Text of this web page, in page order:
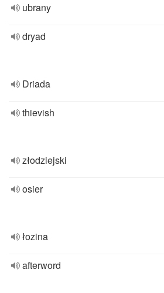
ubrany
dryad
Driada
thievish
złodziejski
osier
łozina
afterword